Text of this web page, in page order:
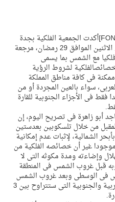
المنتخب السعودي ينافس (64) دولة في أولمبياد الفلك والفيزياء الفلكية الدولي بالهند
[JUSTIFY][B][SIZE=4][FONT=Arial]أكدت الجمعية الفلكية بجدة
تعذر رؤية هلال غرة شوال مساء الاثنين الموافق 29 رمضان، مرجعة
مع الشمس بما يسمى
لشروط الرؤية
فى كافة مناطق المملكة
سواء بالعين المجردة أو من
فى الأجزاء الجنوبية للقارة
أبو زاهرة فى تصريح اليوم، إن
من خلال تلسكوبين بعدستين
الشمالية، لإثبات عدم إمكانية
غير أن خصائصه الفلكية من
وإضاءته ومدة مكوثه التى لا
قبل غروب الشمس فى المنطقة
فى الوسطى وبعد غروب الشمس
بفترة وجيزة جدا فى المنطقة الغربية والجنوبية التى ستتراوح بين 3